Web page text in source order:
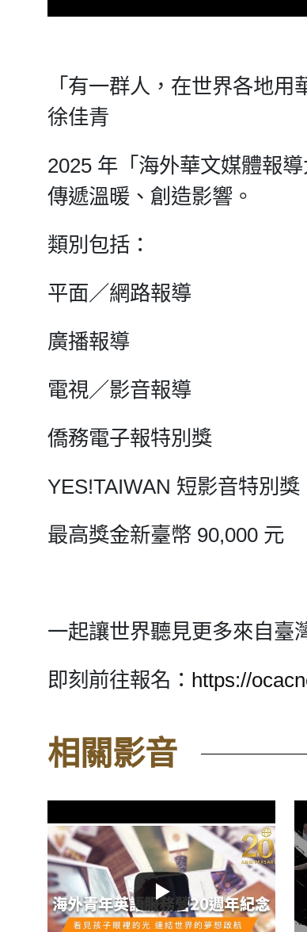
「有一群人，在世界各地
徐佳青
2025 年「海外華文媒體報
傳遞溫暖、創造影響。
類別包括：
平面／網路報導
廣播報導
電視／影音報導
僑務電子報特別獎
YES!TAIWAN 短影音特別獎
最高獎金新臺幣 90,000 元
一起讓世界聽見更多來自臺
即刻前往報名： https://
相關影音